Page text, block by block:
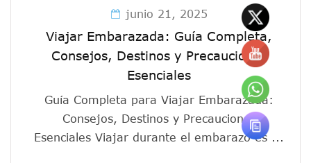
junio 21, 2025
Viajar Embarazada: Guía Completa,
Consejos, Destinos y Precauciones
Esenciales
Guía Completa para Viajar Embarazada:
Consejos, Destinos y Precauciones
Esenciales Viajar durante el embarazo es ...